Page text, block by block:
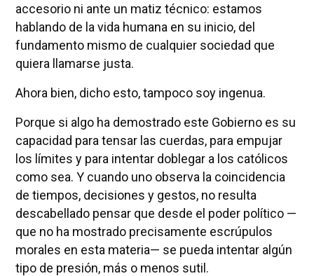
accesorio ni ante un matiz técnico: estamos
hablando de la vida humana en su inicio, del
fundamento mismo de cualquier sociedad que
quiera llamarse justa.
Ahora bien, dicho esto, tampoco soy ingenua.
Porque si algo ha demostrado este Gobierno es su
capacidad para tensar las cuerdas, para empujar
los límites y para intentar doblegar a los católicos
como sea. Y cuando uno observa la coincidencia
de tiempos, decisiones y gestos, no resulta
descabellado pensar que desde el poder político —
que no ha mostrado precisamente escrúpulos
morales en esta materia— se pueda intentar algún
tipo de presión, más o menos sutil.